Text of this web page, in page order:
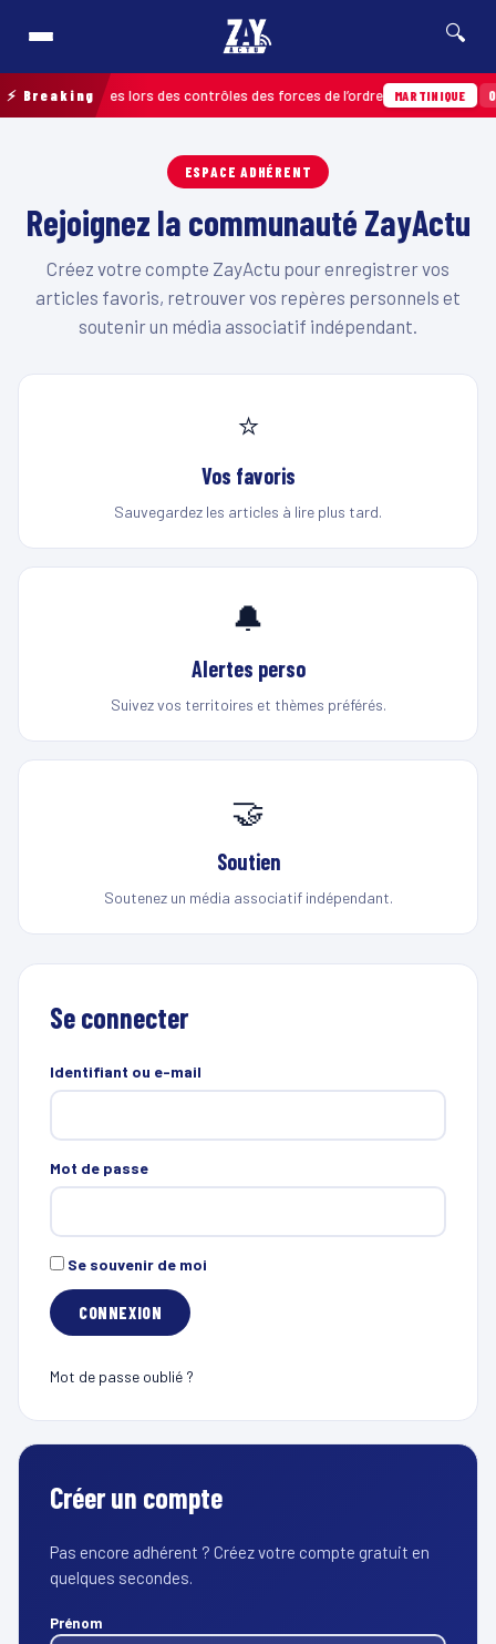
🔍
⚡ Breakingrelevées lors des contrôles des forces de l’ordre MARTINIQUE
ESPACE ADHÉRENT
Rejoignez la communauté ZayActu
Créez votre compte ZayActu pour enregistrer vos
articles favoris, retrouver vos repères personnels et
soutenir un média associatif indépendant.
⭐
Vos favoris
Sauvegardez les articles à lire plus tard.
🔔
Alertes perso
Suivez vos territoires et thèmes préférés.
🤝
Soutien
Soutenez un média associatif indépendant.
Se connecter
Identifiant ou e-mail
Mot de passe
Se souvenir de moi
Mot de passe oublié ?
Créer un compte
Pas encore adhérent ? Créez votre compte gratuit en
quelques secondes.
Prénom